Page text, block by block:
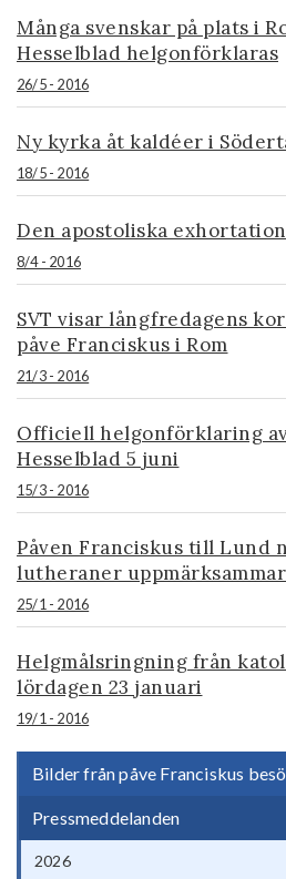
Bilder från påve Franciskus
Pressmeddelanden
2026
Många svenskar på plats i
Hesselblad helgonförklaras
26/5 - 2016
Ny kyrka åt kaldéer i
18/5 - 2016
Den apostoliska
8/4 - 2016
SVT visar långfredagens
påve Franciskus i Rom
21/3 - 2016
Officiell helgonförklaring
Hesselblad 5 juni
15/3 - 2016
Påven Franciskus till Lund
lutheraner
25/1 - 2016
Helgmålsringning från
lördagen 23 januari
19/1 - 2016